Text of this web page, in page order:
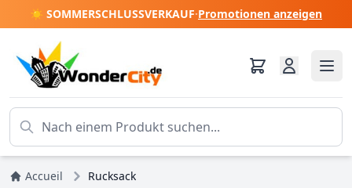
☀️ SOMMERSCHLUSSVERKAUF·Promotionen anzeigen
Accueil Rucksack